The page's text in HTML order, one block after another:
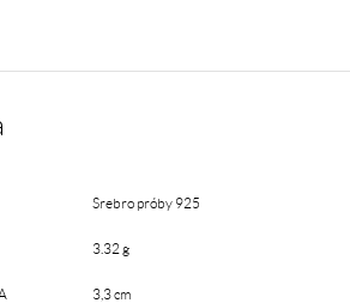
Srebro próby 925
3.32 g
3,3 cm